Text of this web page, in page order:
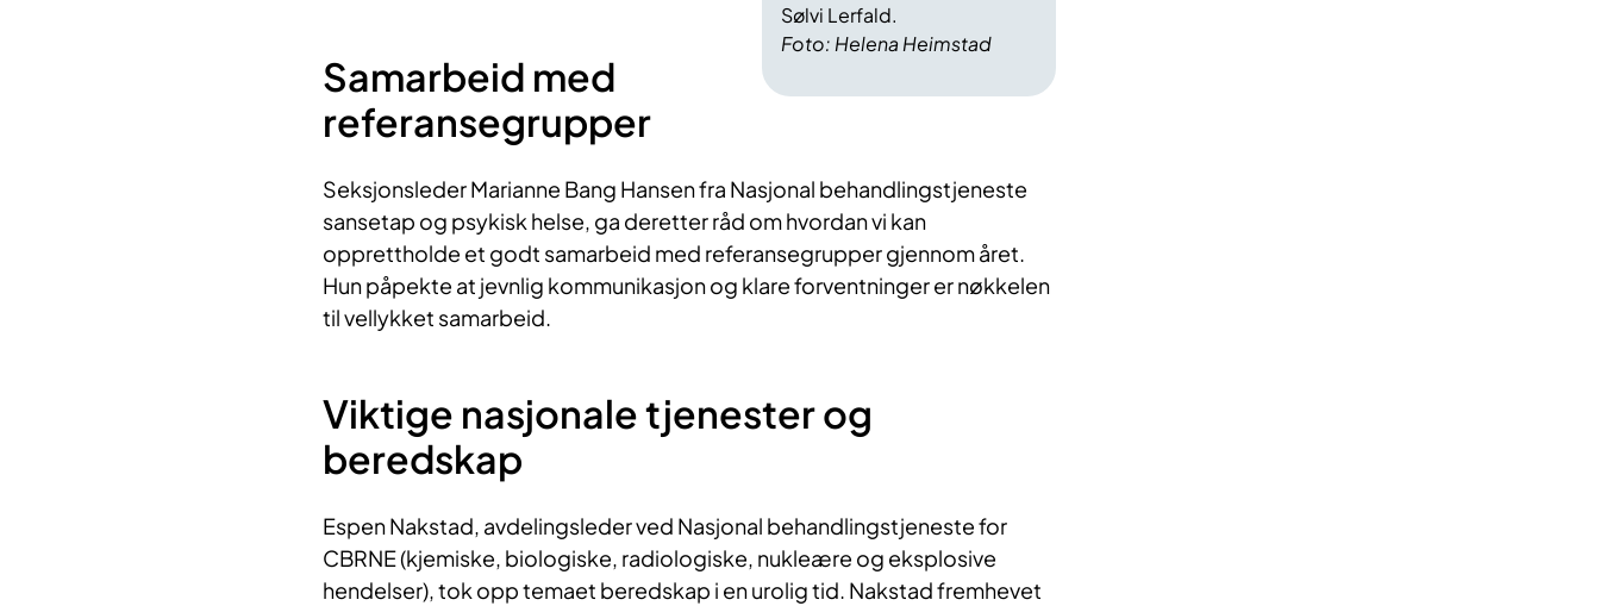
Foto: Helena Heimstad
Sølvi Lerfald.
Samarbeid med
referansegrupper
Seksjonsleder Marianne Bang Hansen fra Nasjonal behandlingstjeneste
sansetap og psykisk helse, ga deretter råd om hvordan vi kan
opprettholde et godt samarbeid med referansegrupper gjennom året.
Hun påpekte at jevnlig kommunikasjon og klare forventninger er nøkkelen
til vellykket samarbeid.
Viktige nasjonale tjenester og
beredskap
Espen Nakstad, avdelingsleder ved Nasjonal behandlingstjeneste for
CBRNE (kjemiske, biologiske, radiologiske, nukleære og eksplosive
hendelser), tok opp temaet beredskap i en urolig tid. Nakstad fremhevet